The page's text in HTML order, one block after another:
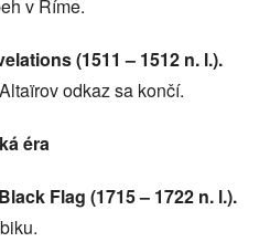
v Ríme.
(1511 – 1512 n. l.).
odkaz sa končí.
éra
Flag (1715 – 1722 n. l.).